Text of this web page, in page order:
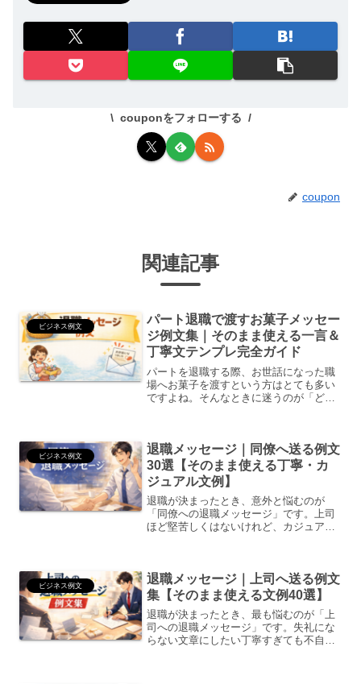
couponをフォローする
coupon
関連記事
ビジネス例文
パート退職で渡すお菓子メッセー
ジ例文集｜そのまま使える一言＆
丁寧文テンプレ完全ガイド
パートを退職する際、お世話になった職
場へお菓子を渡すという方はとても多い
ですよね。そんなときに迷うのが「どん
する？・産休・家庭都合・...
ビジネス例文
退職メッセージ｜同僚へ送る例文
30選【そのまま使える丁寧・カ
ジュアル文例】
退職が決まったとき、意外と悩むのが
「同僚への退職メッセージ」です。上司
ほど堅苦しくはないけれど、カジュアル
た。丁寧な文例から、親しい...
ビジネス例文
退職メッセージ｜上司へ送る例文
集【そのまま使える文例40選】
退職が決まったとき、最も悩むのが「上
司への退職メッセージ」です。失礼にな
らない文章にしたい丁寧すぎても不自然